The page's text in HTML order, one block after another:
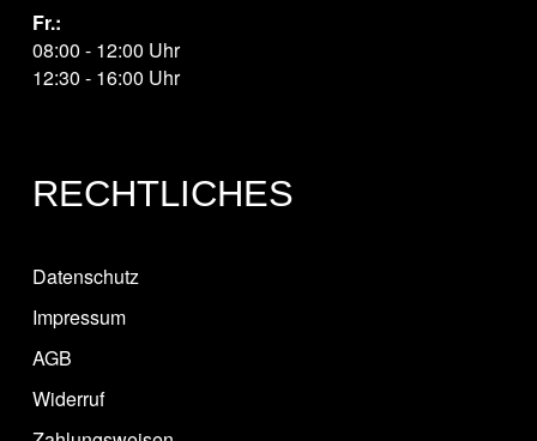
Fr.:
08:00 - 12:00 Uhr
12:30 - 16:00 Uhr
RECHTLICHES
Datenschutz
Impressum
AGB
Widerruf